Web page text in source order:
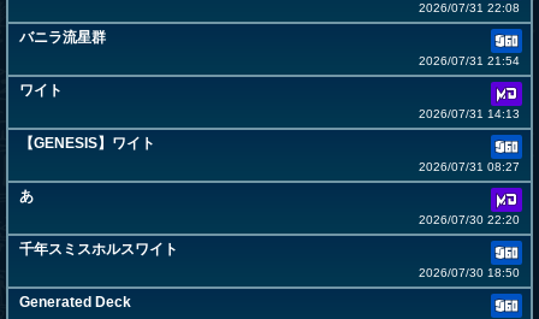
2026/07/31 22:08
バニラ流星群
2026/07/31 21:54
ワイト
2026/07/31 14:13
【GENESIS】ワイト
2026/07/31 08:27
あ
2026/07/30 22:20
千年スミスホルスワイト
2026/07/30 18:50
Generated Deck